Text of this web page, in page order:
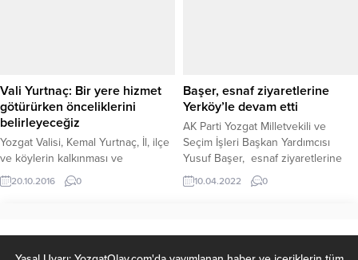
Kooperatifleri tarafından Türkiye
genelinde binlerce...
Vali Yurtnaç: Bir yere hizmet
götürürken önceliklerini
belirleyeceğiz
Yozgat Valisi, Kemal Yurtnaç, İl, ilçe
ve köylerin kalkınması ve
gelişmesine yönelik sorunların
tespiti ve buna yönelik yapılacak
ilçesinde devam etti. Vali Yurtnaç,
“Bir yere hizmet götürürken
20.10.2016 0
Başer, esnaf ziyaretlerine
Yerköy’le devam etti
AK Parti Yozgat Milletvekili ve
Seçim İşleri Başkan Yardımcısı
Yusuf Başer, esnaf ziyaretlerine
Yerköy’le devam etti.
10.04.2022 0